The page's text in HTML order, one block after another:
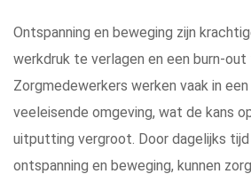
Ontspanning en beweging zijn
werkdruk te verlagen en een burn-out
Zorgmedewerkers werken vaak in
veeleisende omgeving, wat de kans
uitputting vergroot. Door dagelijks
ontspanning en beweging, kunnen